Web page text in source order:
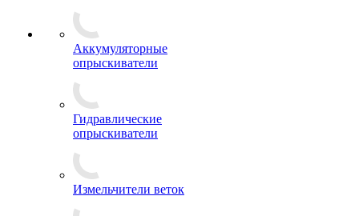
Аккумуляторные
опрыскиватели
Гидравлические
опрыскиватели
Измельчители веток